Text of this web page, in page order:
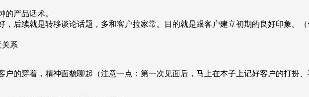
产品话术。
后续就是转移谈论话题，多和客户拉家常。目的就是跟客户建立初期的良好印象。
关系
的穿着，精神面貌聊起（注意一点：第一次见面后，马上在本子上记好客户的打扮